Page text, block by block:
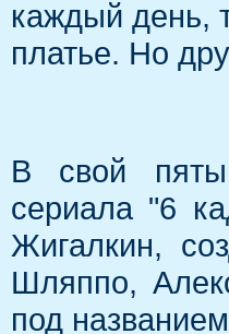
каждый день,
платье. Но
В свой
сериала "6
Жигалкин,
Шляппо,
под